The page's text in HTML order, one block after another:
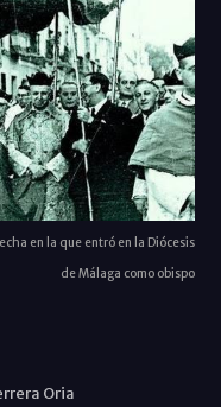
en la que entró en la Diócesis
de Málaga como obispo
Oria